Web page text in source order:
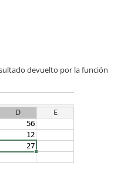
devuelto por la función